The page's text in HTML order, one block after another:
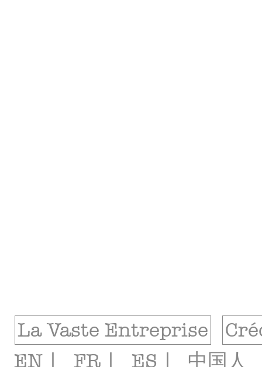
EN | FR | ES | 中国人
La Vaste Entreprise